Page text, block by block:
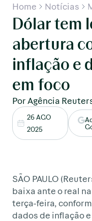
Home Notícias
Dólar tem
abertura
inflação e
em foco
Por Agência
26 AGO
2025
SÃO PAULO
baixa ante o real
terça-feira,
dados de inflação